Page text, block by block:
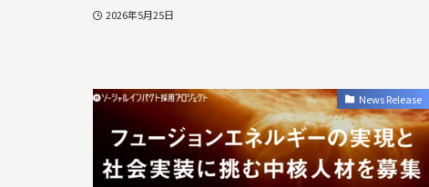
2026年5月25日
News Release